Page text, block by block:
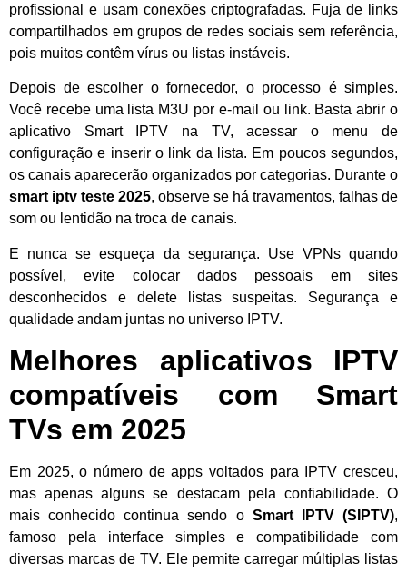
profissional e usam conexões criptografadas. Fuja de links
compartilhados em grupos de redes sociais sem referência,
pois muitos contêm vírus ou listas instáveis.
Depois de escolher o fornecedor, o processo é simples.
Você recebe uma lista M3U por e-mail ou link. Basta abrir o
aplicativo Smart IPTV na TV, acessar o menu de
configuração e inserir o link da lista. Em poucos segundos,
os canais aparecerão organizados por categorias. Durante o
smart iptv teste 2025, observe se há travamentos, falhas de
som ou lentidão na troca de canais.
E nunca se esqueça da segurança. Use VPNs quando
possível, evite colocar dados pessoais em sites
desconhecidos e delete listas suspeitas. Segurança e
qualidade andam juntas no universo IPTV.
Melhores aplicativos IPTV
compatíveis com Smart
TVs em 2025
Em 2025, o número de apps voltados para IPTV cresceu,
mas apenas alguns se destacam pela confiabilidade. O
mais conhecido continua sendo o Smart IPTV (SIPTV),
famoso pela interface simples e compatibilidade com
diversas marcas de TV. Ele permite carregar múltiplas listas